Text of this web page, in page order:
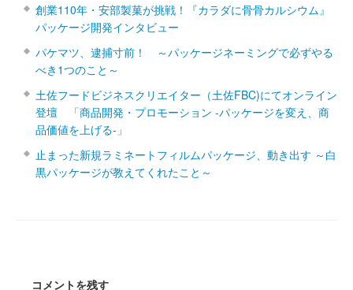
創業110年・安部製菓が挑戦！『カラダに骨骨カルシウム』
パッケージ開発インタビュー
パケマツ、逮捕寸前！ ～パッケージネーミングで必ずやる
べき1つのこと～
土佐フードビジネスクリエイター（土佐FBC)にてオンライン
登壇 「商品開発・プロモーション ‐パッケージを変え、商
品価値を上げる‐」
止まった新規ラミネートフィルムパッケージ、動き出す ～白
黒パッケージが教えてくれたこと～
コメントを残す